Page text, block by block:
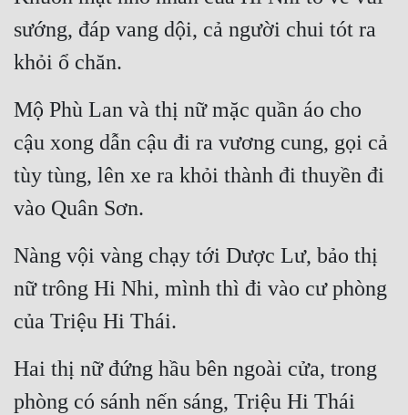
sướng, đáp vang dội, cả người chui tót ra
khỏi ổ chăn.
Mộ Phù Lan và thị nữ mặc quần áo cho
cậu xong dẫn cậu đi ra vương cung, gọi cả
tùy tùng, lên xe ra khỏi thành đi thuyền đi
vào Quân Sơn.
Nàng vội vàng chạy tới Dược Lư, bảo thị
nữ trông Hi Nhi, mình thì đi vào cư phòng
của Triệu Hi Thái.
Hai thị nữ đứng hầu bên ngoài cửa, trong
phòng có sánh nến sáng, Triệu Hi Thái